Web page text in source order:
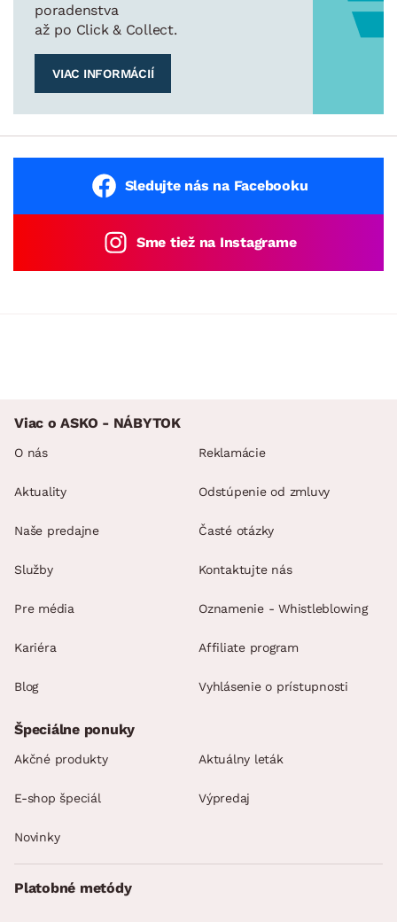
poradenstva
až po Click & Collect.
VIAC INFORMÁCIÍ
Sledujte nás na Facebooku
Sme tiež na Instagrame
Viac o ASKO - NÁBYTOK
O nás
Aktuality
Naše predajne
Služby
Pre média
Kariéra
Blog
Reklamácie
Odstúpenie od zmluvy
Časté otázky
Kontaktujte nás
Oznamenie - Whistleblowing
Affiliate program
Vyhlásenie o prístupnosti
Špeciálne ponuky
Akčné produkty Aktuálny leták
E-shop špeciál Výpredaj
Novinky
Platobné metódy